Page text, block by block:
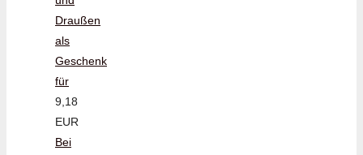
Draußen
als
Geschenk
für
9,18
EUR
Bei